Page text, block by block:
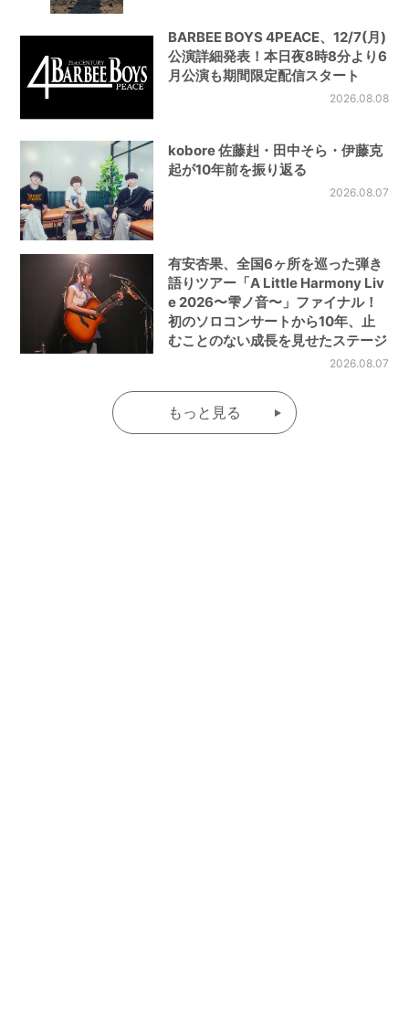
BARBEE BOYS 4PEACE、12/7(月)
公演詳細発表！本日夜8時8分より6
月公演も期間限定配信スタート
2026.08.08
kobore 佐藤赳・田中そら・伊藤克
起が10年前を振り返る
2026.08.07
有安杏果、全国6ヶ所を巡った弾き
語りツアー「A Little Harmony Liv
e 2026〜雫ノ音〜」ファイナル！
初のソロコンサートから10年、止
むことのない成長を見せたステージ
2026.08.07
もっと見る